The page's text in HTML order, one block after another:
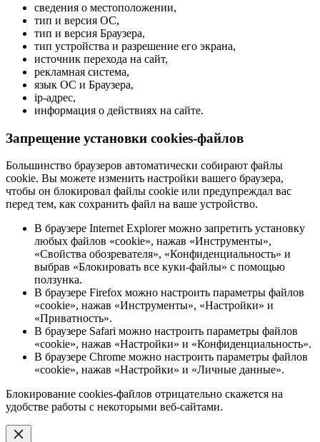
сведения о местоположении,
тип и версия ОС,
тип и версия Браузера,
тип устройства и разрешение его экрана,
источник перехода на сайт,
рекламная система,
язык ОС и Браузера,
ip-адрес,
информация о действиях на сайте.
Запрещение установки cookies-файлов
Большинство браузеров автоматически собирают файлы
cookie. Вы можете изменить настройки вашего браузера,
чтобы он блокировал файлы cookie или предупреждал вас
перед тем, как сохранить файл на ваше устройство.
В браузере Internet Explorer можно запретить установку
любых файлов «cookie», нажав «Инструменты»,
«Свойства обозревателя», «Конфиденциальность» и
выбрав «Блокировать все куки-файлы» с помощью
ползунка.
В браузере Firefox можно настроить параметры файлов
«cookie», нажав «Инструменты», «Настройки» и
«Приватность».
В браузере Safari можно настроить параметры файлов
«cookie», нажав «Настройки» и «Конфиденциальность».
В браузере Chrome можно настроить параметры файлов
«cookie», нажав «Настройки» и «Личные данные».
Блокирование cookies-файлов отрицательно скажется на
удобстве работы с некоторыми веб-сайтами.